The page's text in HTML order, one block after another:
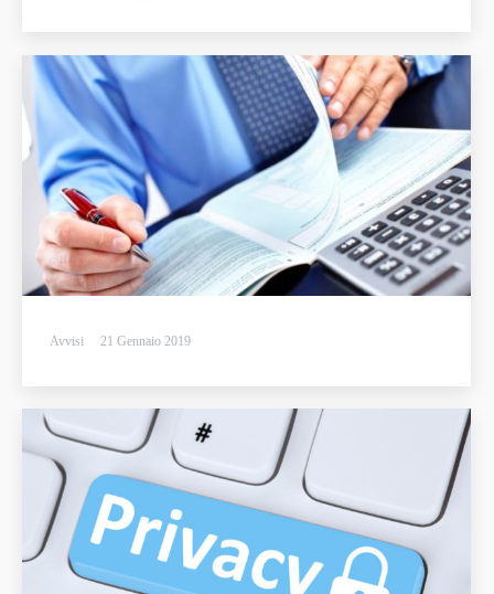
Avvisi 21 Gennaio 2019